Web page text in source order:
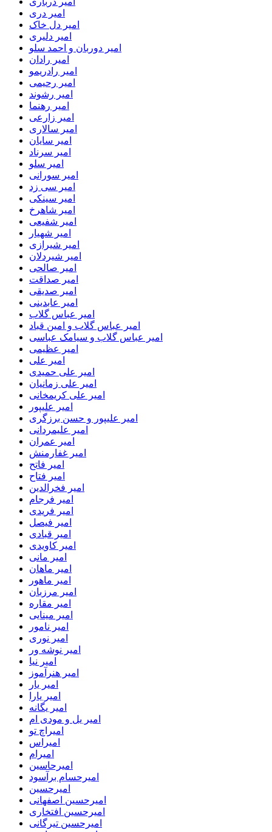
امیر دری
امیر دل خاک
امیر دلیری
امیر دوربان و احمد سلو
امیر رادان
امیر رادریمو
امیر رحیمی
امیر رشوند
امیر رهنما
امیر زارعی
امیر سالاری
امیر سایان
امیر سرناد
امیر سلو
امیر سورانی
امیر سی زد
امیر سینکی
امیر شاهرخ
امیر شفیعی
امیر شهیار
امیر شیرازی
امیر شیردلان
امیر صالحی
امیر صداقت
امیر صدیقی
امیر عابدینی
امیر عباس گلاب
امیر عباس گلاب و امین قباد
امیر عباس گلاب و سیامک عباسی
امیر عظیمی
امیر علی
امیر علی حمیدی
امیر علی زمانیان
امیر علی کریمخانی
امیر علیپور
امیر علیپور و حسن برزگری
امیر علیمردانی
امیر عمران
امیر غفارمنش
امیر فاتح
امیر فتاح
امیر فخرالدین
امیر فرجام
امیر فریدی
امیر فیصل
امیر قبادی
امیر کاویدی
امیر مانی
امیر ماهان
امیر ماهور
امیر مرزبان
امیر مقاره
امیر مینایی
امیر نامور
امیر نوری
امیر نوشه ور
امیر نیا
امیر هنرآموز
امیر یار
امیر یارا
امیر یگانه
امیر یل و مودی ام
امیراچ تو
امیراس
امیرام
امیرحاسین
امیرحسام برآسود
امیرحسین
امیرحسین اصفهانی
امیرحسین افتخاری
امیرحسین تیرگانی